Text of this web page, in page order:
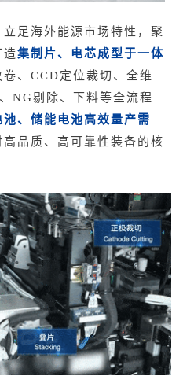
足海外能源市场特性，聚
造集制片、电芯成型于一体
、CCD定位裁切、全维
NG剔除、下料等全流程
、储能电池高效量产需
品质、高可靠性装备的核